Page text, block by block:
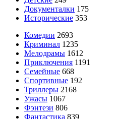
Документалки 175
Исторические 353
Комедии 2693
Криминал 1235
Мелодрамы 1612
Приключения 1191
Семейные 668
Спортивные 192
Триллеры 2168
Ужасы 1067
Фэнтези 806
Фантастика 839